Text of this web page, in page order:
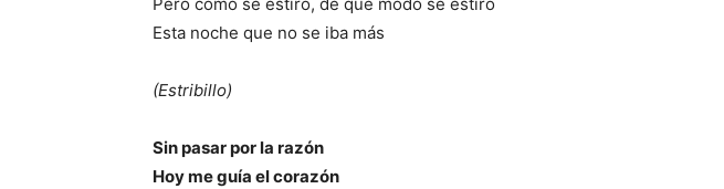
Esta noche que no se iba más
(Estribillo)
Sin pasar por la razón
Hoy me guía el corazón